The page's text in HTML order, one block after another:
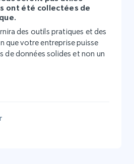
ont été collectées de
des outils pratiques et des
que votre entreprise puisse
de données solides et non un